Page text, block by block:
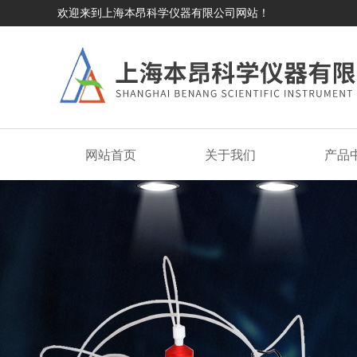
欢迎来到上海本昂科学仪器有限公司网站！
网站首页 关于我们 产品